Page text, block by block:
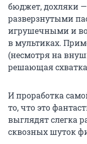
бюджет, дохляки
разверзнутыми
игрушечными и
в мультиках.
(несмотря на
решающая
И проработка
то, что это
выглядят слегка
сквозных шуток